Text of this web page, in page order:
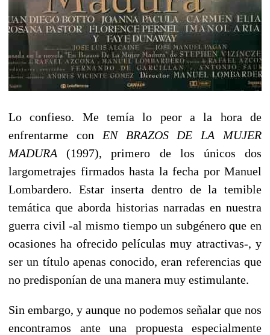
Lo confieso. Me temía lo peor a la hora de
enfrentarme con EN BRAZOS DE LA MUJER
MADURA (1997), primero de los únicos dos
largometrajes firmados hasta la fecha por Manuel
Lombardero. Estar inserta dentro de la temible
temática que aborda historias narradas en nuestra
guerra civil -al mismo tiempo un subgénero que en
ocasiones ha ofrecido películas muy atractivas-, y
ser un título apenas conocido, eran referencias que
no predisponían de una manera muy estimulante.
Sin embargo, y aunque no podemos señalar que nos
encontramos ante una propuesta especialmente